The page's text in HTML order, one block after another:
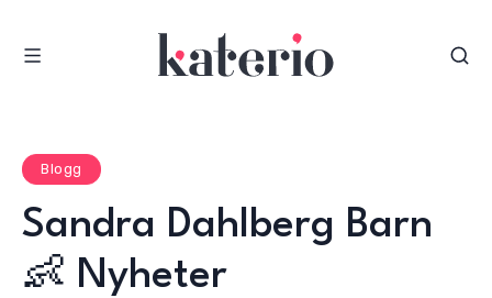
Blogg
Sandra Dahlberg Barn
👶 Nyheter